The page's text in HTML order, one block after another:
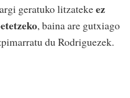
geratuko litzatekeez
, baina are gutxiago
du Rodriguezek.